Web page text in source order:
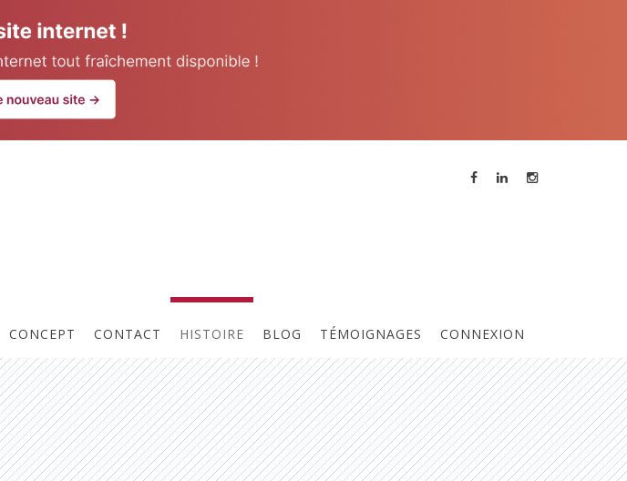
CONCEPT CONTACT HISTOIRE BLOG TÉMOIGNAGES CONNEXION